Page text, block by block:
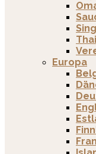
Europa